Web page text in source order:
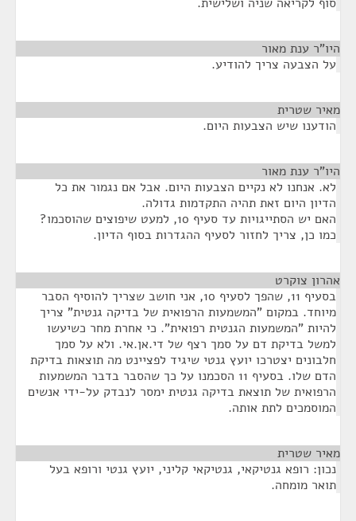
היו"ר ענת מאור
על הצבעה צריך להודיע.
מאיר שטרית
הודענו שיש הצבעות היום.
היו"ר ענת מאור
לא. אנחנו לא נקיים הצבעות היום. אבל אם נגמור את כל
הדיון היום זאת תהיה התקדמות גדולה.
האם יש הסתייגויות עד סעיף 10, למעט שיפוצים שהוסכמו?
כמו כן, צריך לחזור לסעיף ההגדרות בסוף הדיון.
אהרון צוקרט
בסעיף 11, שהפך לסעיף 10, אני חושב שצריך להוסיף הסבר
מיוחד. במקום "המשמעות הרפואית של בדיקה גנטית" צריך
להיות "המשמעות הגנטית רפואית". כי אחרת מחר כשיעשו
למשל בדיקת דם על סמך רצף של די.אן.אי. ולא על סמך
חלבונים יצטרכו יועץ גנטי שיגיד לפציינט מה תוצאות בדיקת
הדם שלו. בסעיף 11 הסכמנו על כך שהסבר בדבר המשמעות
הרפואית של תוצאת בדיקה גנטית ימסר לנבדק על-ידי אנשים
המוסמכים לתת אותה.
מאיר שטרית
נכון: רופא גנטיקאי, גנטיקאי קליני, יועץ גנטי ורופא בעל
תואר מומחה.